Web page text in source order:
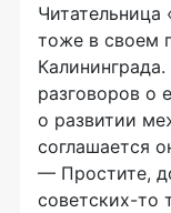
тоже в своем
разговоров о
о развитии
соглашается
— Простите,
советских-то